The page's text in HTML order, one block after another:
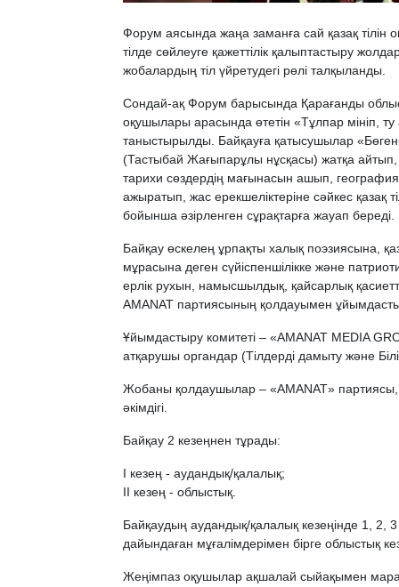
Форум аясында жаңа заманға сай қазақ тілін
тілде сөйлеуге қажеттілік қалыптастыру
жобалардың тіл үйретудегі рөлі талқыланды.
Сондай-ақ Форум барысында Қарағанды
оқушылары арасында өтетін «Тұлпар мініп,
таныстырылды. Байқауға қатысушылар
(Тастыбай Жағыпарұлы нұсқасы) жатқа айтып,
тарихи сөздердің мағынасын ашып,
ажыратып, жас ерекшеліктеріне сәйкес қазақ
бойынша әзірленген сұрақтарға жауап береді.
Байқау өскелең ұрпақты халық поэзиясына,
мұрасына деген сүйіспеншілікке және
ерлік рухын, намысшылдық, қайсарлық
AMANAT партиясының қолдауымен
Ұйымдастыру комитеті – «AMANAT MEDIA
атқарушы органдар (Тілдерді дамыту және
Жобаны қолдаушылар – «AMANAT»
әкімдігі.
Байқау 2 кезеңнен тұрады:
І кезең - аудандық/қалалық;
ІІ кезең - облыстық.
Байқаудың аудандық/қалалық кезеңінде 1, 2,
дайындаған мұғалімдерімен бірге облыстық
Жеңімпаз оқушылар ақшалай сыйақымен